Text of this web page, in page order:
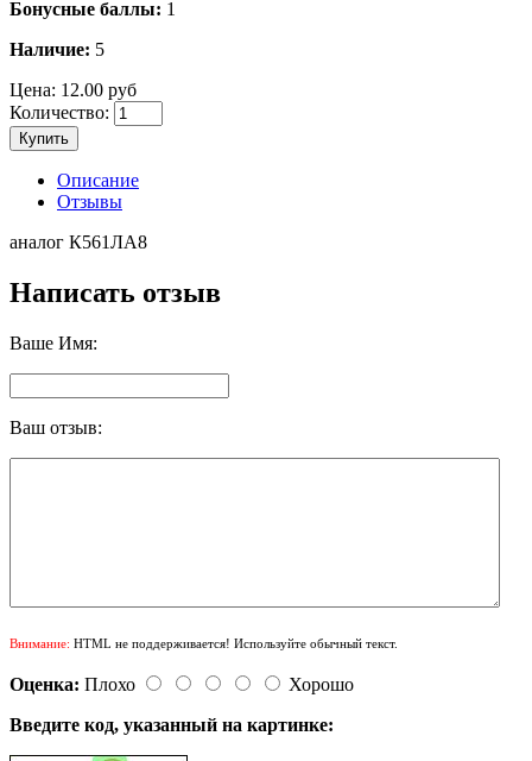
Бонусные баллы: 1
Наличие: 5
Цена: 12.00 руб
Количество:
Купить
Описание
Отзывы
аналог К561ЛА8
Написать отзыв
Ваше Имя:
Ваш отзыв:
Внимание: HTML не поддерживается! Используйте обычный текст.
Оценка: Плохо
Хорошо
Введите код, указанный на картинке: